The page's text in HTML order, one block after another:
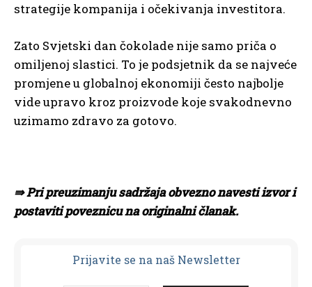
strategije kompanija i očekivanja investitora.
Zato Svjetski dan čokolade nije samo priča o
omiljenoj slastici. To je podsjetnik da se najveće
promjene u globalnoj ekonomiji često najbolje
vide upravo kroz proizvode koje svakodnevno
uzimamo zdravo za gotovo.
⇛ Pri preuzimanju sadržaja obvezno navesti izvor i
postaviti poveznicu na originalni članak.
Prijavite se na naš Newsletter